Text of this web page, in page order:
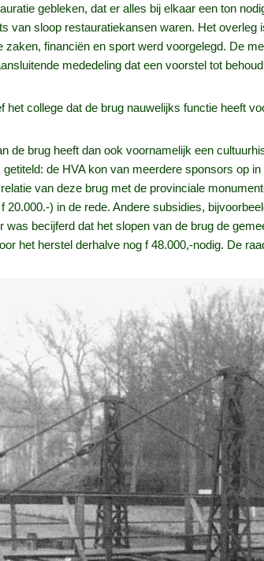
gebleken, dat er alles bij elkaar een ton
van sloop restauratiekansen waren. Het
zaken, financiën en sport werd voorgelegd. De
mededeling dat een voorstel tot
het college dat de brug nauwelijks functie heeft
de brug heeft dan ook voornamelijk een
de HVA kon van meerdere sponsors op
van deze brug met de provinciale
20.000.-) in de rede. Andere subsidies,
was becijferd dat het slopen van de brug de
het herstel derhalve nog f 48.000,-nodig. De